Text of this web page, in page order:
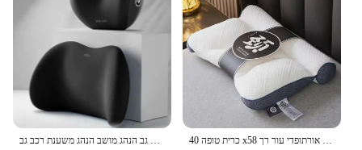
משענת ראש מכונית/לבנרית תמיכה בצוואר רכב כרית המותניים כרית גב הנהג מושב הנהג משענת רכב גב כרית טופה 40 x58 ס "מ כרית עם צינור פה יפנית אורטופדי רך אורתופדי עור רך